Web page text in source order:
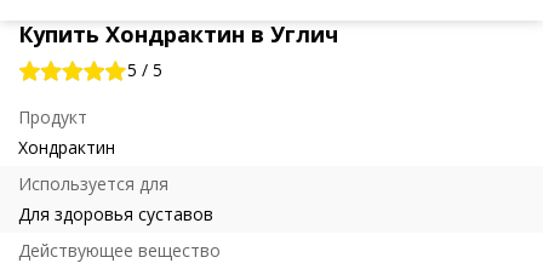
Купить Хондрактин в Углич
5 / 5
Продукт
Хондрактин
Используется для
Для здоровья суставов
Действующее вещество